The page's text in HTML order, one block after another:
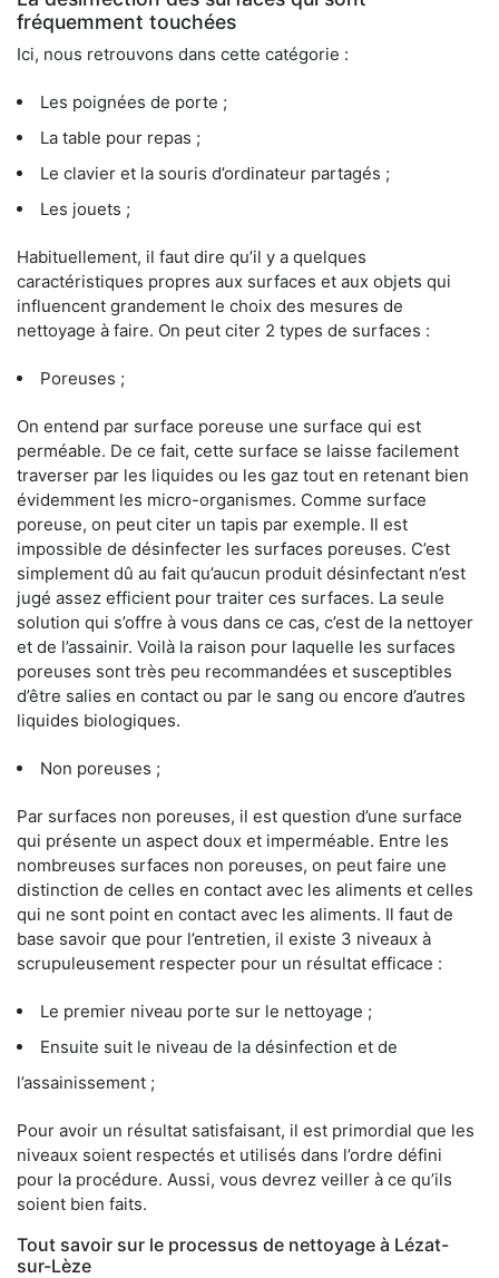
fréquemment touchées
Ici, nous retrouvons dans cette catégorie :
Les poignées de porte ;
La table pour repas ;
Le clavier et la souris d’ordinateur partagés ;
Les jouets ;
Habituellement, il faut dire qu’il y a quelques
caractéristiques propres aux surfaces et aux objets qui
influencent grandement le choix des mesures de
nettoyage à faire. On peut citer 2 types de surfaces :
Poreuses ;
On entend par surface poreuse une surface qui est
perméable. De ce fait, cette surface se laisse facilement
traverser par les liquides ou les gaz tout en retenant bien
évidemment les micro-organismes. Comme surface
poreuse, on peut citer un tapis par exemple. Il est
impossible de désinfecter les surfaces poreuses. C’est
simplement dû au fait qu’aucun produit désinfectant n’est
jugé assez efficient pour traiter ces surfaces. La seule
solution qui s’offre à vous dans ce cas, c’est de la nettoyer
et de l’assainir. Voilà la raison pour laquelle les surfaces
poreuses sont très peu recommandées et susceptibles
d’être salies en contact ou par le sang ou encore d’autres
liquides biologiques.
Non poreuses ;
Par surfaces non poreuses, il est question d’une surface
qui présente un aspect doux et imperméable. Entre les
nombreuses surfaces non poreuses, on peut faire une
distinction de celles en contact avec les aliments et celles
qui ne sont point en contact avec les aliments. Il faut de
base savoir que pour l’entretien, il existe 3 niveaux à
scrupuleusement respecter pour un résultat efficace :
Le premier niveau porte sur le nettoyage ;
Ensuite suit le niveau de la désinfection et de
l’assainissement ;
Pour avoir un résultat satisfaisant, il est primordial que les
niveaux soient respectés et utilisés dans l’ordre défini
pour la procédure. Aussi, vous devrez veiller à ce qu’ils
soient bien faits.
Tout savoir sur le processus de nettoyage à Lézat-
sur-Lèze